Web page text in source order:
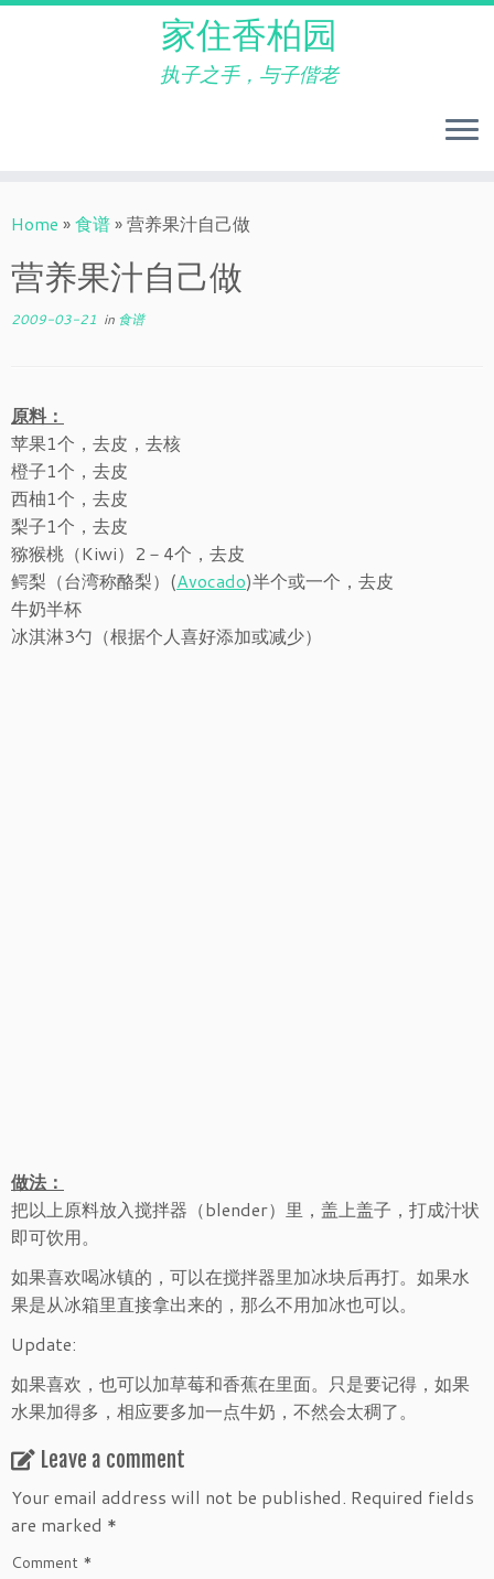
to
家住香柏园
执子之手，与子偕老
Home »食谱»营养果汁自己做
营养果汁自己做
2009-03-21 in 食谱
原料：
苹果1个，去皮，去核
橙子1个，去皮
西柚1个，去皮
梨子1个，去皮
猕猴桃（Kiwi）2－4个，去皮
鳄梨（台湾称酪梨）(Avocado)半个或一个，去皮
牛奶半杯
冰淇淋3勺（根据个人喜好添加或减少）
做法：
把以上原料放入搅拌器（blender）里，盖上盖子，打成汁状
即可饮用。
如果喜欢喝冰镇的，可以在搅拌器里加冰块后再打。如果水
果是从冰箱里直接拿出来的，那么不用加冰也可以。
Update:
如果喜欢，也可以加草莓和香蕉在里面。只是要记得，如果
水果加得多，相应要多加一点牛奶，不然会太稠了。
Leave a comment
Your email address will not be published. Required fields
are marked *
Comment *